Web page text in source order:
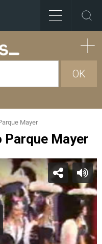
OK
Mayer
Parque Mayer